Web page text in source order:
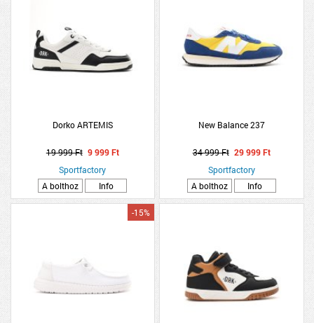
Dorko ARTEMIS
19 999 Ft 9 999 Ft
Sportfactory
A bolthoz
Info
New Balance 237
34 999 Ft 29 999 Ft
Sportfactory
A bolthoz
Info
-15%